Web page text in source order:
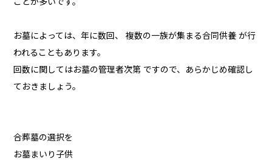
ことが多いです。
お墓によっては、年に数回、 複数の一族が集まる合同供養 が行
われることもあります。
回数に関してはお墓の管理者次第 ですので、あらかじめ確認し
ておきましょう。
合葬墓の選択を
お墓まいり子供